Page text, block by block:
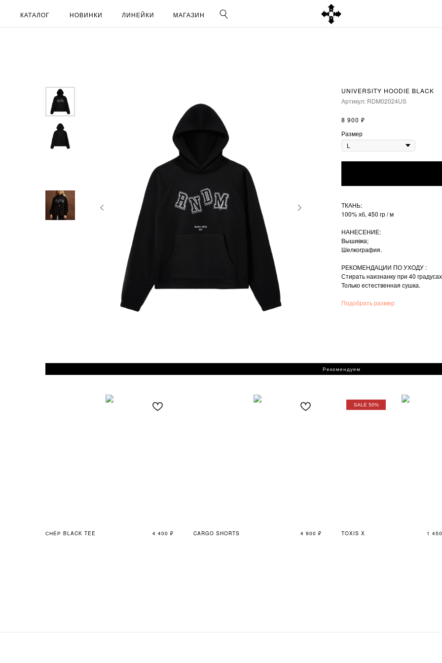
НОВИНКИ ЛИНЕЙКИ МАГАЗИН
КАТАЛОГ
UNIVERSITY HOODIE BLACK
Артикул: RDM02024US
8 900 ₽
Размер
ТКАНЬ:
100% хб, 450 гр / м
НАНЕСЕНИЕ:
Вышивка;
Шелкография.
РЕКОМЕНДАЦИИ ПО УХОДУ :
Стирать наизнанку при 40
Только естественная сушка.
Подобрать размер
Рекомендуем
СНЁР BLACK TEE 4 400 ₽ CARGO SHORTS 4 900 ₽
SALE 50%
TOXIS X 1 450